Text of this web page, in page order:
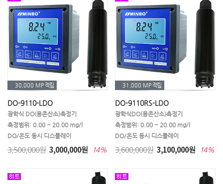
30,000 MP 적립
DO-9110-LDO
광학식 DO(용존산소)측정기
측정범위: 0.00 ~ 20.00 mg/l
DO/온도 동시 디스플레이
3,500,000원 3,000,000원 14%
31,000 MP 적립
DO-9110RS-LDO
광학식DO(용존산소)측정기
측정범위: 0.00 ~ 20.00 mg/l
DO/온도 동시 디스플레이
3,600,000원 3,100,000원 14%